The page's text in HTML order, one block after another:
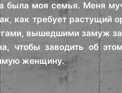
была моя семья. Меня
как требует растущий
вышедшими замуж
чтобы заводить об
женщину.